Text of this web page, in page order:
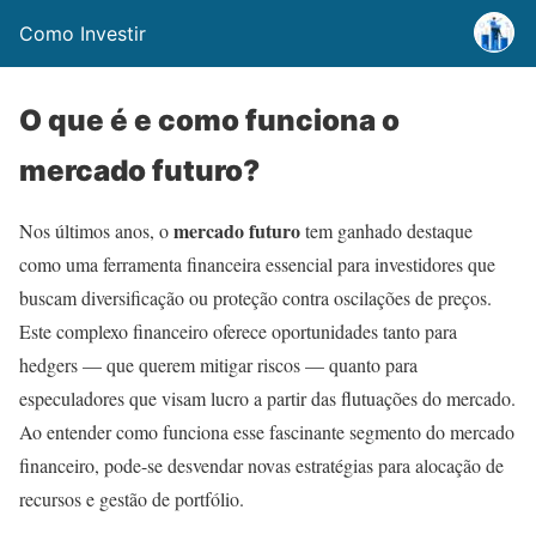
Como Investir
O que é e como funciona o
mercado futuro?
Nos últimos anos, omercado futurotem ganhado destaque
como uma ferramenta financeira essencial para investidores que
buscam diversificação ou proteção contra oscilações de preços.
Este complexo financeiro oferece oportunidades tanto para
hedgers — que querem mitigar riscos — quanto para
especuladores que visam lucro a partir das flutuações do mercado.
Ao entender como funciona esse fascinante segmento do mercado
financeiro, pode-se desvendar novas estratégias para alocação de
recursos e gestão de portfólio.